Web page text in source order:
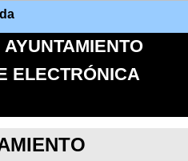
AYUNTAMIENTO
ELECTRÓNICA